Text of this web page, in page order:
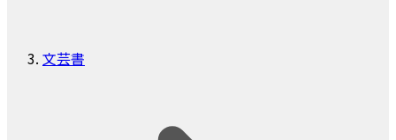
文芸書